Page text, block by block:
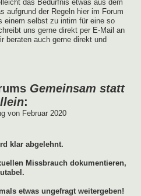
das Bedürfnis etwas aus dem
aufgrund der Regeln hier im Forum
einem selbst zu intim für eine so
uns gerne direkt per E-Mail an
beraten auch gerne direkt und
Gemeinsam statt
:
von Februar 2020
klar abgelehnt.
Missbrauch dokumentieren,
etwas ungefragt weitergeben!